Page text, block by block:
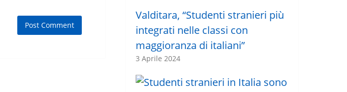
Valditara, “Studenti stranieri più
integrati nelle classi con
maggioranza di italiani”
3 Aprile 2024